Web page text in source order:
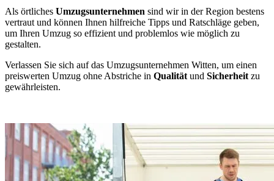
Als örtliches Umzugsunternehmen sind wir in der Region bestens
vertraut und können Ihnen hilfreiche Tipps und Ratschläge geben,
um Ihren Umzug so effizient und problemlos wie möglich zu
gestalten.
Verlassen Sie sich auf das Umzugsunternehmen Witten, um einen
preiswerten Umzug ohne Abstriche in Qualität und Sicherheit zu
gewährleisten.